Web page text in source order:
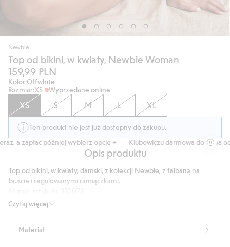
Newbie
Top od bikini, w kwiaty, Newbie Woman
159,99 PLN
Kolor:Offwhite
Rozmiar:XS Wyprzedane online
XS S M L XL
Ten produkt nie jest już dostępny do zakupu.
a zapłać później wybierz opcję +
Klubowiczu darmowa dostawa od
Opis produktu
Czytaj więcej
Top od bikini, w kwiaty, damski, z kolekcji Newbie, z falbaną na
biuście i regulowanymi ramiączkami.
Blended Recycled Polyester
Materiał